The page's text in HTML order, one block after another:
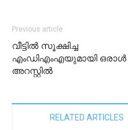
Previous article
വീട്ടിൽ സൂക്ഷിച്ച
എംഡിഎംഎയുമായി ഒരാൾ
അറസ്റ്റിൽ
RELATED ARTICLES